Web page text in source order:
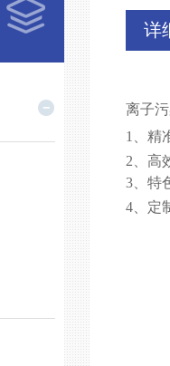
详
离子
1、精
2、高
3、特
4、定